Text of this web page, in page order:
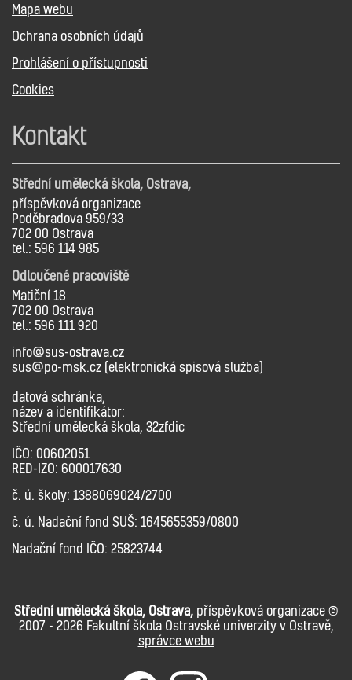
Mapa webu
Ochrana osobních údajů
Prohlášení o přístupnosti
Cookies
Kontakt
Střední umělecká škola, Ostrava,
příspěvková organizace
Poděbradova 959/33
702 00 Ostrava
tel.: 596 114 985
Odloučené pracoviště
Matiční 18
702 00 Ostrava
tel.: 596 111 920
info@sus-ostrava.cz
sus@po-msk.cz (elektronická spisová služba)
datová schránka,
název a identifikátor:
Střední umělecká škola, 32zfdic
IČO: 00602051
RED-IZO: 600017630
č. ú. školy: 1388069024/2700
č. ú. Nadační fond SUŠ: 1645655359/0800
Nadační fond IČO: 25823744
Střední umělecká škola, Ostrava, příspěvková organizace ©
2007 - 2026 Fakultní škola Ostravské univerzity v Ostravě,
správce webu